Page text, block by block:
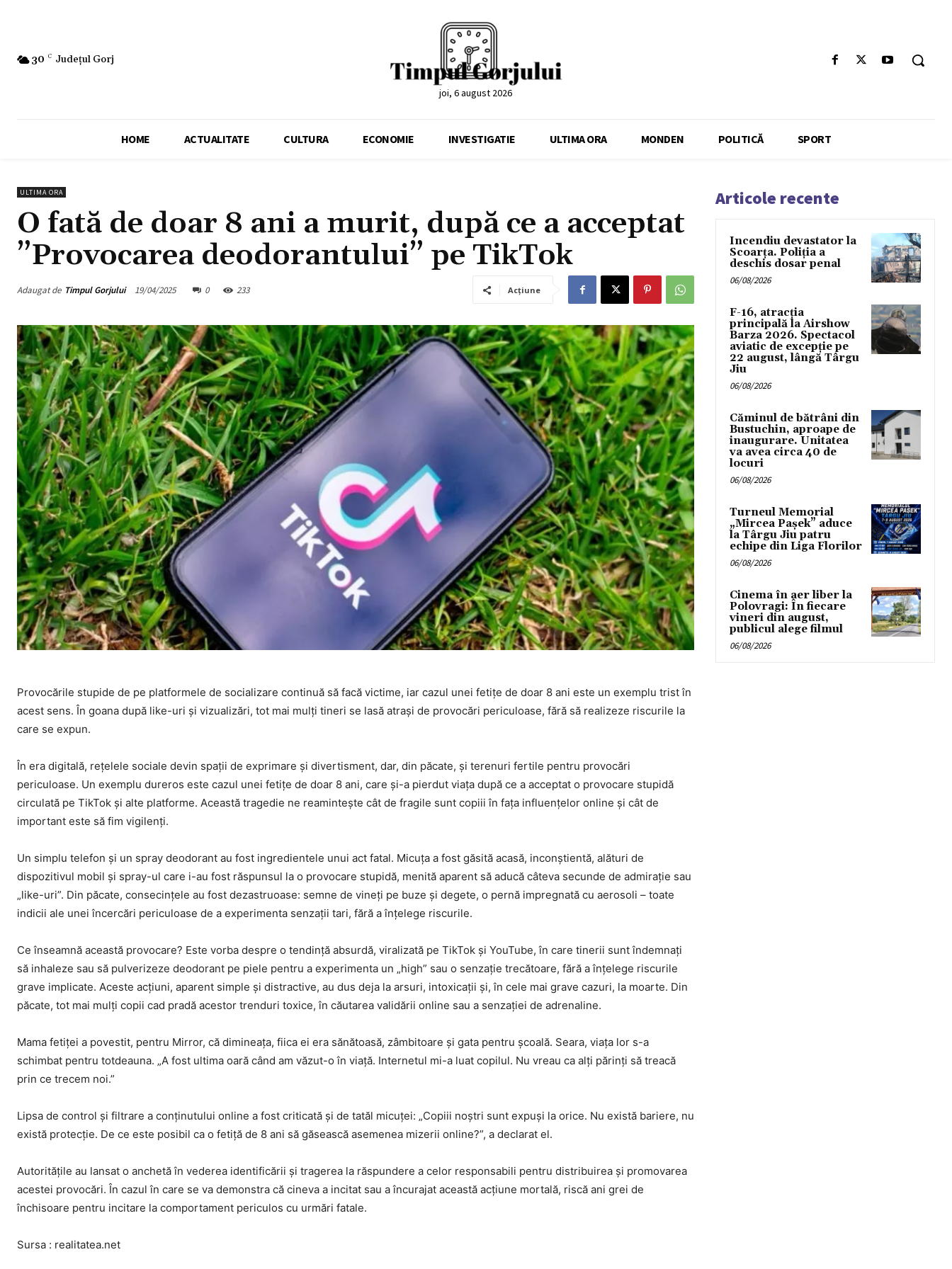
30 C Județul Gorj
joi, 6 august 2026
HOME ACTUALITATE CULTURA ECONOMIE INVESTIGATIE ULTIMA ORA MONDEN POLITICĂ SPORT
ULTIMA ORA
O fată de doar 8 ani a murit, după ce a acceptat
”Provocarea deodorantului” pe TikTok
Adaugat de Timpul Gorjului 19/04/2025 0 233 Acțiune
Provocările stupide de pe platformele de socializare continuă să facă victime, iar cazul unei fetițe de doar 8 ani este un exemplu trist în
acest sens. În goana după like-uri și vizualizări, tot mai mulți tineri se lasă atrași de provocări periculoase, fără să realizeze riscurile la
care se expun.
În era digitală, rețelele sociale devin spații de exprimare și divertisment, dar, din păcate, și terenuri fertile pentru provocări
periculoase. Un exemplu dureros este cazul unei fetițe de doar 8 ani, care și-a pierdut viața după ce a acceptat o provocare stupidă
circulată pe TikTok și alte platforme. Această tragedie ne reamintește cât de fragile sunt copiii în fața influențelor online și cât de
important este să fim vigilenți.
Un simplu telefon și un spray deodorant au fost ingredientele unui act fatal. Micuța a fost găsită acasă, inconștientă, alături de
dispozitivul mobil și spray-ul care i-au fost răspunsul la o provocare stupidă, menită aparent să aducă câteva secunde de admirație sau
„like-uri”. Din păcate, consecințele au fost dezastruoase: semne de vineți pe buze și degete, o pernă impregnată cu aerosoli – toate
indicii ale unei încercări periculoase de a experimenta senzații tari, fără a înțelege riscurile.
Ce înseamnă această provocare? Este vorba despre o tendință absurdă, viralizată pe TikTok și YouTube, în care tinerii sunt îndemnați
să inhaleze sau să pulverizeze deodorant pe piele pentru a experimenta un „high” sau o senzație trecătoare, fără a înțelege riscurile
grave implicate. Aceste acțiuni, aparent simple și distractive, au dus deja la arsuri, intoxicații și, în cele mai grave cazuri, la moarte. Din
păcate, tot mai mulți copii cad pradă acestor trenduri toxice, în căutarea validării online sau a senzației de adrenaline.
Mama fetiței a povestit, pentru Mirror, că dimineața, fiica ei era sănătoasă, zâmbitoare și gata pentru școală. Seara, viața lor s-a
schimbat pentru totdeauna. „A fost ultima oară când am văzut-o în viață. Internetul mi-a luat copilul. Nu vreau ca alți părinți să treacă
prin ce trecem noi.”
Lipsa de control și filtrare a conținutului online a fost criticată și de tatăl micuței: „Copiii noștri sunt expuși la orice. Nu există bariere, nu
există protecție. De ce este posibil ca o fetiță de 8 ani să găsească asemenea mizerii online?”, a declarat el.
Autoritățile au lansat o anchetă în vederea identificării și tragerea la răspundere a celor responsabili pentru distribuirea și promovarea
acestei provocări. În cazul în care se va demonstra că cineva a incitat sau a încurajat această acțiune mortală, riscă ani grei de
închisoare pentru incitare la comportament periculos cu urmări fatale.
Sursa : realitatea.net
Articole recente
Incendiu devastator la
Scoarța. Poliția a
deschis dosar penal
06/08/2026
F-16, atracția
principală la Airshow
Barza 2026. Spectacol
aviatic de excepție pe
22 august, lângă Târgu
Jiu
06/08/2026
Căminul de bătrâni din
Bustuchin, aproape de
inaugurare. Unitatea
va avea circa 40 de
locuri
06/08/2026
Turneul Memorial
„Mircea Pașek” aduce
la Târgu Jiu patru
echipe din Liga Florilor
06/08/2026
Cinema în aer liber la
Polovragi: În fiecare
vineri din august,
publicul alege filmul
06/08/2026